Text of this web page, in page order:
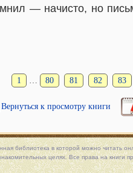
— начисто, но
1 … 80 81 82 83
Вернуться к просмотру книги
библиотека в которой можночитать
целях. Все права на книги